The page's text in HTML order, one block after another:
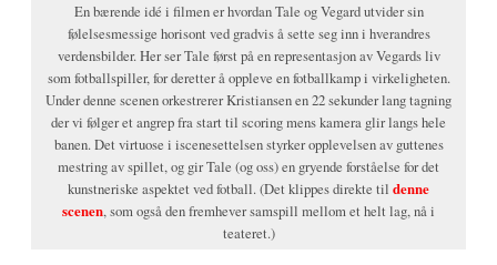
En bærende idé i filmen er hvordan Tale og Vegard utvider sin
følelsesmessige horisont ved gradvis å sette seg inn i hverandres
verdensbilder. Her ser Tale først på en representasjon av Vegards liv
som fotballspiller, for deretter å oppleve en fotballkamp i virkeligheten.
Under denne scenen orkestrerer Kristiansen en 22 sekunder lang tagning
der vi følger et angrep fra start til scoring mens kamera glir langs hele
banen. Det virtuose i iscenesettelsen styrker opplevelsen av guttenes
mestring av spillet, og gir Tale (og oss) en gryende forståelse for det
kunstneriske aspektet ved fotball. (Det klippes direkte til denne
scenen, som også den fremhever samspill mellom et helt lag, nå i
teateret.)